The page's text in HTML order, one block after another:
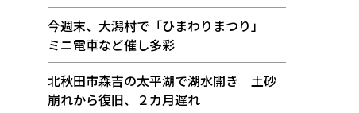
今週末、大潟村で「ひまわりまつり」
ミニ電車など催し多彩
北秋田市森吉の太平湖で湖水開き 土砂
崩れから復旧、２カ月遅れ